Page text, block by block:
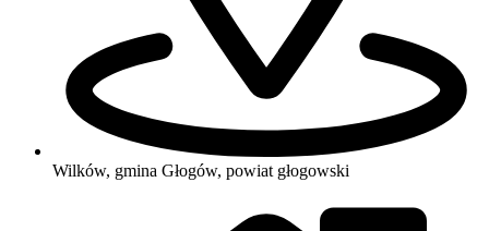
Wilków, gmina Głogów, powiat głogowski